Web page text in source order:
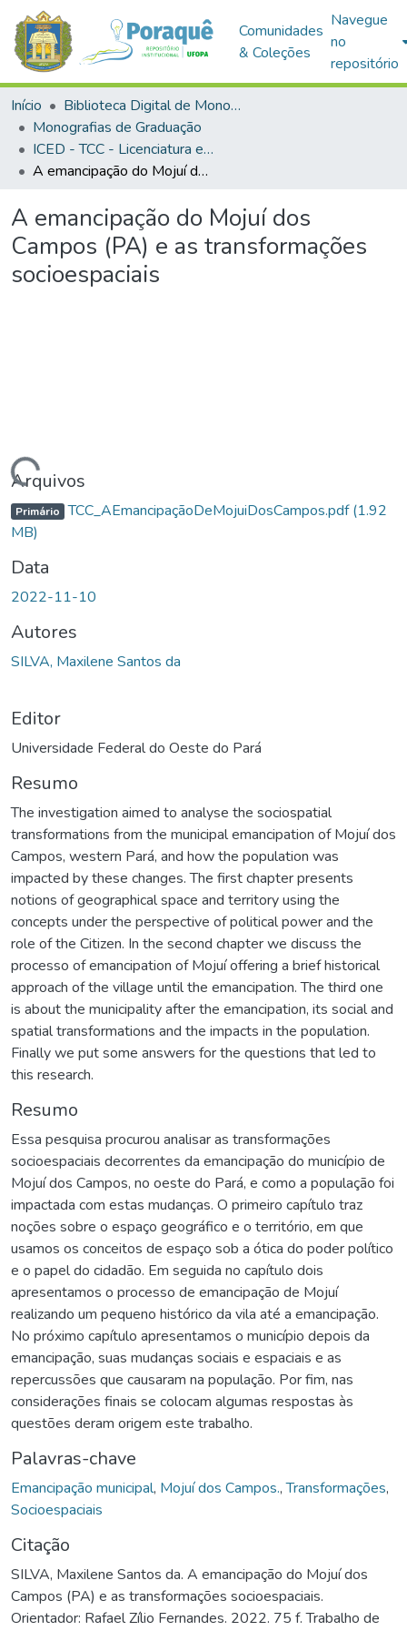
Comunidades
& Coleções
Navegue
no
repositório
Início
Biblioteca Digital de Monografias (BDM)
Monografias de Graduação
ICED - TCC - Licenciatura em Geografia
A emancipação do Mojuí dos Campos (PA) e as transformações socioespaciais
A emancipação do Mojuí dos
Campos (PA) e as transformações
socioespaciais
Carregando...
Arquivos
Primário TCC_AEmancipaçãoDeMojuiDosCampos.pdf(1.92
MB)
Data
2022-11-10
Autores
SILVA, Maxilene Santos da
Editor
Universidade Federal do Oeste do Pará
Resumo
The investigation aimed to analyse the sociospatial
transformations from the municipal emancipation of Mojuí dos
Campos, western Pará, and how the population was
impacted by these changes. The first chapter presents
notions of geographical space and territory using the
concepts under the perspective of political power and the
role of the Citizen. In the second chapter we discuss the
processo of emancipation of Mojuí offering a brief historical
approach of the village until the emancipation. The third one
is about the municipality after the emancipation, its social and
spatial transformations and the impacts in the population.
Finally we put some answers for the questions that led to
this research.
Resumo
Essa pesquisa procurou analisar as transformações
socioespaciais decorrentes da emancipação do município de
Mojuí dos Campos, no oeste do Pará, e como a população foi
impactada com estas mudanças. O primeiro capítulo traz
noções sobre o espaço geográfico e o território, em que
usamos os conceitos de espaço sob a ótica do poder político
e o papel do cidadão. Em seguida no capítulo dois
apresentamos o processo de emancipação de Mojuí
realizando um pequeno histórico da vila até a emancipação.
No próximo capítulo apresentamos o município depois da
emancipação, suas mudanças sociais e espaciais e as
repercussões que causaram na população. Por fim, nas
considerações finais se colocam algumas respostas às
questões deram origem este trabalho.
Palavras-chave
Emancipação municipal, Mojuí dos Campos.,Transformações,
Socioespaciais
Citação
SILVA, Maxilene Santos da. A emancipação do Mojuí dos
Campos (PA) e as transformações socioespaciais.
Orientador: Rafael Zílio Fernandes. 2022. 75 f. Trabalho de